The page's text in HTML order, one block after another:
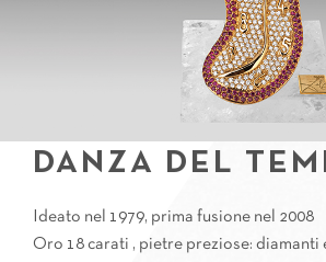
DANZA DEL
Ideato nel 1979, prima fusione nel 2008
Oro 18 carati , pietre preziose: diamanti